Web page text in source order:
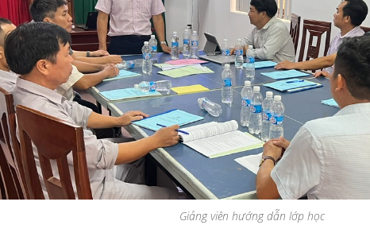
Giảng viên hướng dẫn lớp học